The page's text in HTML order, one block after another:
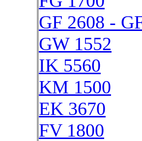
GF 2608 -
GW 1552
IK 5560
KM 1500
EK 3670
FV 1800